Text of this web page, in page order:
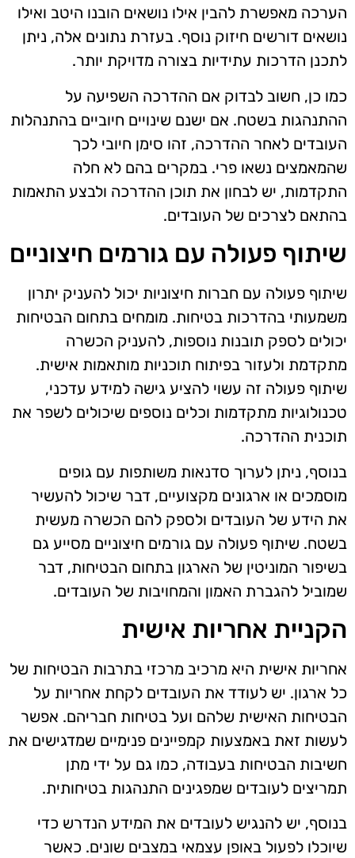
הערכה מאפשרת להבין אילו נושאים הובנו היטב ואילו
נושאים דורשים חיזוק נוסף. בעזרת נתונים אלה, ניתן
לתכנן הדרכות עתידיות בצורה מדויקת יותר.
כמו כן, חשוב לבדוק אם ההדרכה השפיעה על
ההתנהגות בשטח. אם ישנם שינויים חיוביים בהתנהלות
העובדים לאחר ההדרכה, זהו סימן חיובי לכך
שהמאמצים נשאו פרי. במקרים בהם לא חלה
התקדמות, יש לבחון את תוכן ההדרכה ולבצע התאמות
בהתאם לצרכים של העובדים.
שיתוף פעולה עם גורמים חיצוניים
שיתוף פעולה עם חברות חיצוניות יכול להעניק יתרון
משמעותי בהדרכות בטיחות. מומחים בתחום הבטיחות
יכולים לספק תובנות נוספות, להעניק הכשרה
מתקדמת ולעזור בפיתוח תוכניות מותאמות אישית.
שיתוף פעולה זה עשוי להציע גישה למידע עדכני,
טכנולוגיות מתקדמות וכלים נוספים שיכולים לשפר את
תוכנית ההדרכה.
בנוסף, ניתן לערוך סדנאות משותפות עם גופים
מוסמכים או ארגונים מקצועיים, דבר שיכול להעשיר
את הידע של העובדים ולספק להם הכשרה מעשית
בשטח. שיתוף פעולה עם גורמים חיצוניים מסייע גם
בשיפור המוניטין של הארגון בתחום הבטיחות, דבר
שמוביל להגברת האמון והמחויבות של העובדים.
הקניית אחריות אישית
אחריות אישית היא מרכיב מרכזי בתרבות הבטיחות של
כל ארגון. יש לעודד את העובדים לקחת אחריות על
הבטיחות האישית שלהם ועל בטיחות חבריהם. אפשר
לעשות זאת באמצעות קמפיינים פנימיים שמדגישים את
חשיבות הבטיחות בעבודה, כמו גם על ידי מתן
תמריצים לעובדים שמפגינים התנהגות בטיחותית.
בנוסף, יש להנגיש לעובדים את המידע הנדרש כדי
שיוכלו לפעול באופן עצמאי במצבים שונים. כאשר